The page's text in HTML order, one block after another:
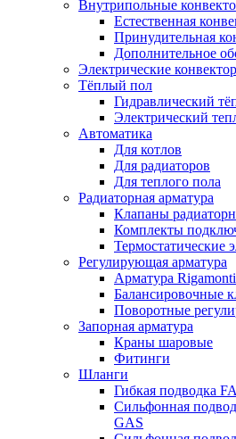
Внутрипольные
Естественная
Принудительная
Дополнительное
Электрические
Тёплый пол
Гидравлический
Электрический
Автоматика
Для котлов
Для радиаторов
Для теплого пола
Радиаторная арматура
Клапаны
Комплекты
Термостатические
Регулирующая арматура
Арматура Rigamonti
Балансировочные
Поворотные
Запорная арматура
Краны шаровые
Фитинги
Шланги
Гибкая подводка
Сильфонная
GAS